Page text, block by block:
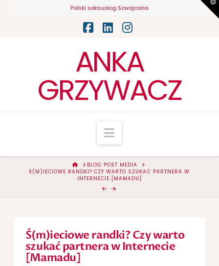
Polski seksuolog Szwajcaria
Facebook
LinkedInInstagram
ANKA
GRZYWACZ
Navigation
HOMEBLOG POST MEDIA
Ś(M)IECIOWE RANDKI? CZY WARTO SZUKAĆ PARTNERA W
INTERNECIE [MAMADU]
Ś(m)ieciowe randki? Czy warto
szukać partnera w Internecie
[Mamadu]